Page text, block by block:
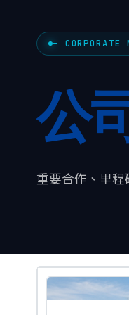
— CORPORATE
公
重要合作、里